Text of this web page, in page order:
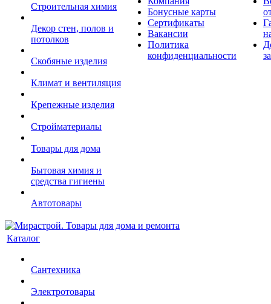
Строительная химия
Декор стен, полов и
потолков
Скобяные изделия
Климат и вентиляция
Крепежные изделия
Стройматериалы
Товары для дома
Бытовая химия и
средства гигиены
Автотовары
Бонусные карты
Сертификаты
Вакансии
Политика
конфиденциальности
Каталог
Сантехника
Электротовары